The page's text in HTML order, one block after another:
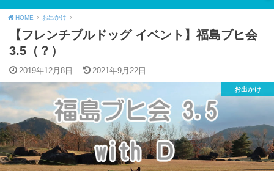
HOME お出かけ
【フレンチブルドッグ イベント】福島ブヒ会
3.5（？）
2019年12月8日 2021年9月22日
お出かけ